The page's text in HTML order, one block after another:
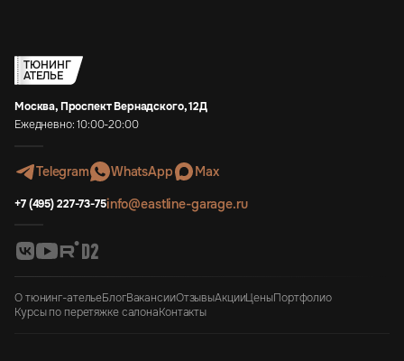
ТЮНИНГ
АТЕЛЬЕ
Москва, Проспект Вернадского, 12Д
Ежедневно: 10:00-20:00
Telegram WhatsApp Max
+7 (495) 227-73-75info@eastline-garage.ru
О тюнинг-ательеБлогВакансииОтзывыАкцииЦеныПортфолио
Курсы по перетяжке салонаКонтакты